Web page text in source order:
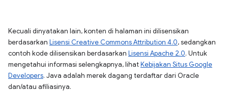
Kecuali dinyatakan lain, konten di halaman ini dilisensikan
berdasarkan Lisensi Creative Commons Attribution 4.0, sedangkan
contoh kode dilisensikan berdasarkan Lisensi Apache 2.0. Untuk
mengetahui informasi selengkapnya, lihatKebijakan Situs Google
Developers. Java adalah merek dagang terdaftar dari Oracle
dan/atau afiliasinya.